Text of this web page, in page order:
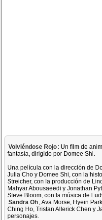
Volviéndose Rojo : Un film de
fantasía, dirigido por Domee Shi.
Una película con la dirección de
Julia Cho y Domee Shi, con la
Streicher, con la producción de
Mahyar Abousaeedi y Jonathan
Steve Bloom, con la música de
Sandra Oh , Ava Morse, Hyein
Ching Ho, Tristan Allerick Chen y
personajes.